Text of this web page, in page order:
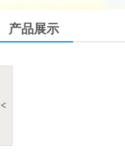
产品展示
<